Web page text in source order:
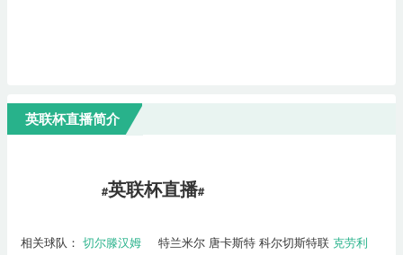
英联杯直播简介
#英联杯直播#
相关球队： 切尔滕汉姆 特兰米尔 唐卡斯特 科尔切斯特联 克劳利